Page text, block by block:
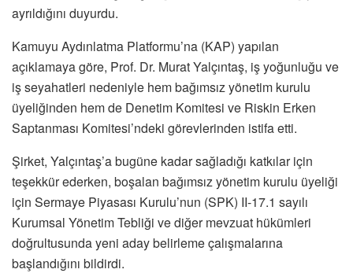
ayrıldığını duyurdu.
Kamuyu Aydınlatma Platformu’na (KAP) yapılan
açıklamaya göre, Prof. Dr. Murat Yalçıntaş, iş yoğunluğu ve
iş seyahatleri nedeniyle hem bağımsız yönetim kurulu
üyeliğinden hem de Denetim Komitesi ve Riskin Erken
Saptanması Komitesi’ndeki görevlerinden istifa etti.
Şirket, Yalçıntaş’a bugüne kadar sağladığı katkılar için
teşekkür ederken, boşalan bağımsız yönetim kurulu üyeliği
için Sermaye Piyasası Kurulu’nun (SPK) II-17.1 sayılı
Kurumsal Yönetim Tebliği ve diğer mevzuat hükümleri
doğrultusunda yeni aday belirleme çalışmalarına
başlandığını bildirdi.